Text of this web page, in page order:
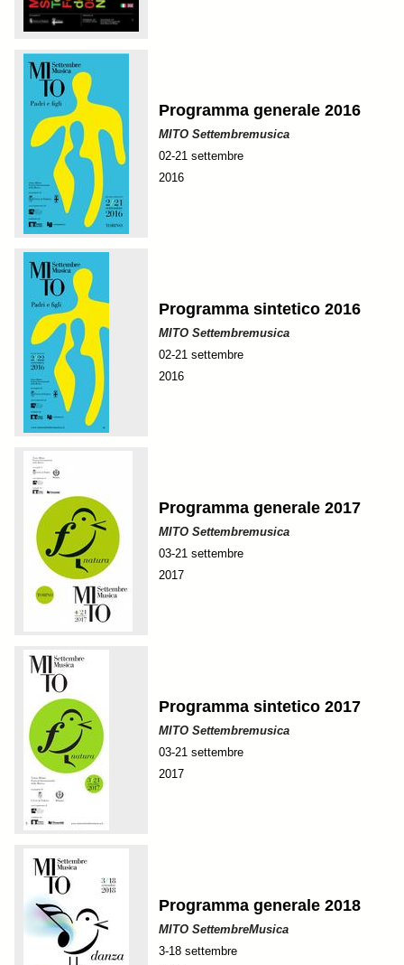
Programma generale 2016
MITO Settembremusica
02-21 settembre
2016
Programma sintetico 2016
MITO Settembremusica
02-21 settembre
2016
Programma generale 2017
MITO Settembremusica
03-21 settembre
2017
Programma sintetico 2017
MITO Settembremusica
03-21 settembre
2017
Programma generale 2018
MITO SettembreMusica
3-18 settembre